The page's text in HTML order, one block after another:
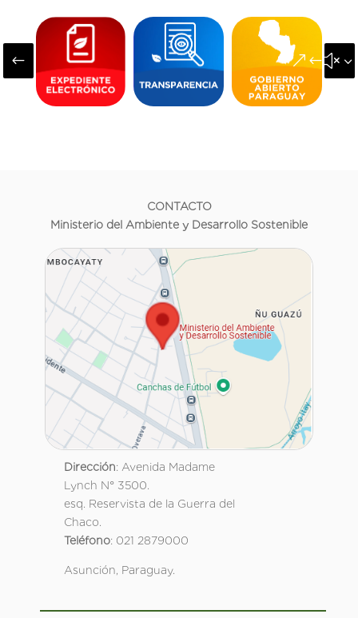
#
CONTACTO
Ministerio del Ambiente y Desarrollo Sostenible
Dirección: Avenida Madame
Lynch N° 3500.
esq. Reservista de la Guerra del
Chaco.
Teléfono: 021 2879000
Asunción, Paraguay.